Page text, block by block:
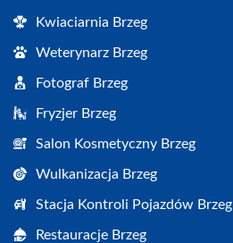
Kwiaciarnia Brzeg
Weterynarz Brzeg
Fotograf Brzeg
Fryzjer Brzeg
Salon Kosmetyczny Brzeg
Wulkanizacja Brzeg
Stacja Kontroli Pojazdów Brzeg
Restauracje Brzeg